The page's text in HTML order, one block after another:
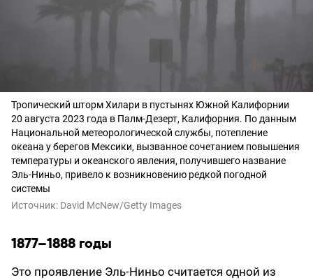
Тропический шторм Хилари в пустынях Южной Калифорнии
20 августа 2023 года в Палм-Дезерт, Калифорния. По данным
Национальной метеорологической службы, потепление
океана у берегов Мексики, вызванное сочетанием повышения
температуры и океанского явления, получившего название
Эль-Ниньо, привело к возникновению редкой погодной
системы
Источник: David McNew/Getty Images
1877–1888 годы
Это проявление Эль-Ниньо считается одной из